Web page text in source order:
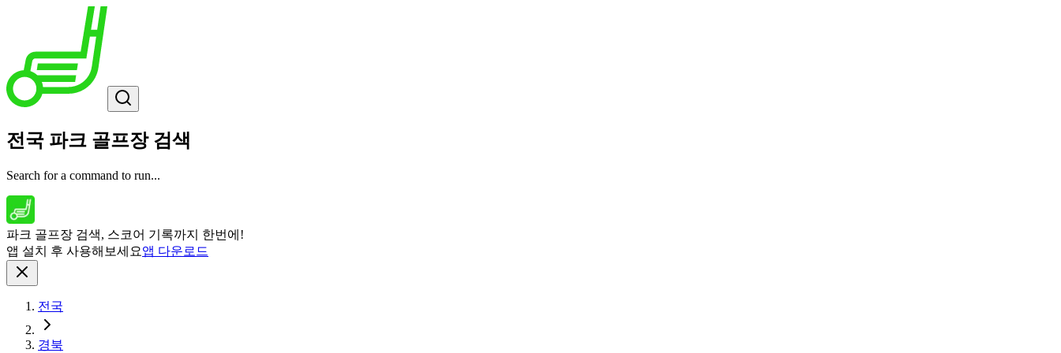
전국 파크 골프장 검색
Search for a command to run...
파크 골프장 검색, 스코어 기록까지 한번에!
앱 설치 후 사용해보세요앱 다운로드
전국
경북